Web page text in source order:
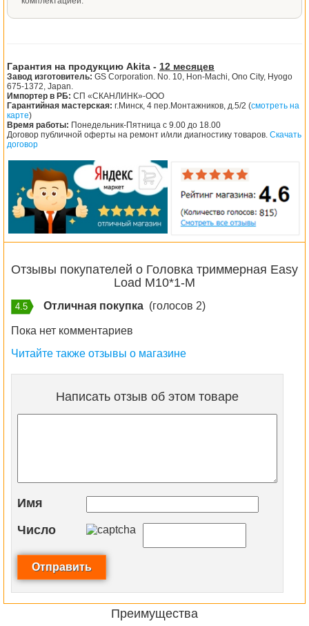
Гарантия на продукцию Akita - 12 месяцев
Завод изготовитель: GS Corporation. No. 10, Hon-Machi, Ono City, Hyogo
675-1372, Japan.
Импортер в РБ: СП «СКАНЛИНК»-ООО
Гарантийная мастерская: г.Минск, 4 пер.Монтажников, д.5/2 (смотреть на
карте)
Время работы: Понедельник-Пятница с 9.00 до 18.00
Договор публичной оферты на ремонт и/или диагностику товаров. Скачать
договор
Отзывы покупателей о Головка триммерная Easy
Load M10*1-М
4.5 Отличная покупка (голосов 2)
Пока нет комментариев
Читайте также отзывы о магазине
Написать отзыв об этом товаре
Имя
Число
Преимущества